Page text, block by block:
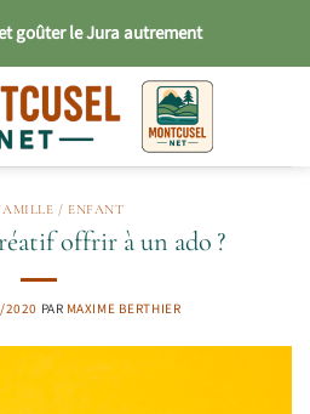
goûter le Jura autrement
/ ENFANT
offrir à un ado ?
PAR MAXIME BERTHIER